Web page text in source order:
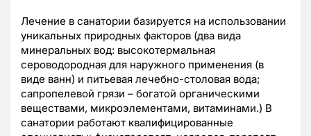
Лечение в санатории базируется на использовании
уникальных природных факторов (два вида
минеральных вод: высокотермальная
сероводородная для наружного применения (в
виде ванн) и питьевая лечебно-столовая вода;
сапропелевой грязи – богатой органическими
веществами, микроэлементами, витаминами.) В
санатории работают квалифицированные